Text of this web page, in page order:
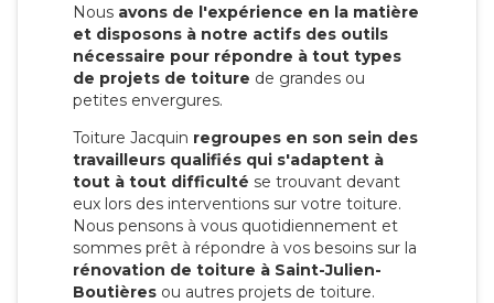
Nous avons de l'expérience en la matière
et disposons à notre actifs des outils
nécessaire pour répondre à tout types
de projets de toiture de grandes ou
petites envergures.
Toiture Jacquin regroupes en son sein des
travailleurs qualifiés qui s'adaptent à
tout à tout difficulté se trouvant devant
eux lors des interventions sur votre toiture.
Nous pensons à vous quotidiennement et
sommes prêt à répondre à vos besoins sur la
rénovation de toiture à Saint-Julien-
Boutières ou autres projets de toiture.